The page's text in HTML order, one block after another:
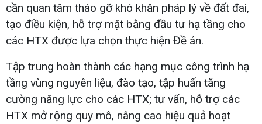
cần quan tâm tháo gỡ khó khăn pháp lý về đất đai,
tạo điều kiện, hỗ trợ mặt bằng đầu tư hạ tầng cho
các HTX được lựa chọn thực hiện Đề án.
Tập trung hoàn thành các hạng mục công trình hạ
tầng vùng nguyên liệu, đào tạo, tập huấn tăng
cường năng lực cho các HTX; tư vấn, hỗ trợ các
HTX mở rộng quy mô, nâng cao hiệu quả hoạt